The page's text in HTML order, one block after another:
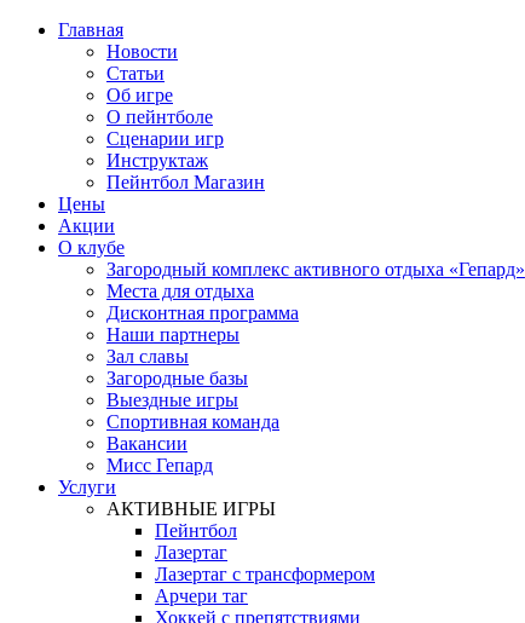
Главная
Новости
Статьи
Об игре
О пейнтболе
Сценарии игр
Инструктаж
Пейнтбол Магазин
Цены
Акции
О клубе
Загородный комплекс активного отдыха «Гепард»
Места для отдыха
Дисконтная программа
Наши партнеры
Зал славы
Загородные базы
Выездные игры
Спортивная команда
Вакансии
Мисс Гепард
Услуги
АКТИВНЫЕ ИГРЫ
Пейнтбол
Лазертаг
Лазертаг с трансформером
Арчери таг
Хоккей с препятствиями